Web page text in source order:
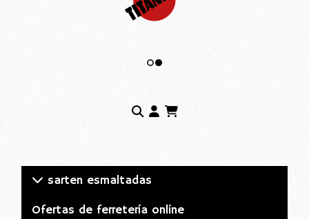
sarten esmaltadas
Ofertas de ferretería online